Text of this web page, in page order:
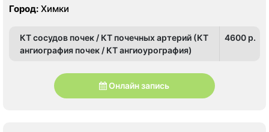
Город: Химки
КТ сосудов почек / КТ почечных артерий (КТ
ангиография почек / КТ ангиоурография)
4600 p.
Онлайн запись